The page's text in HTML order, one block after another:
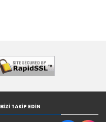
BIZI TAKIP EDIN